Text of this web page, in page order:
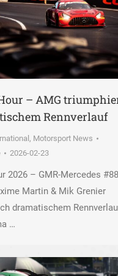
– AMG
Rennverlauf
, Motorsport News
2026-02-23
2026 – GMR-Mercedes
Martin & Mik Grenier
dramatischem
…